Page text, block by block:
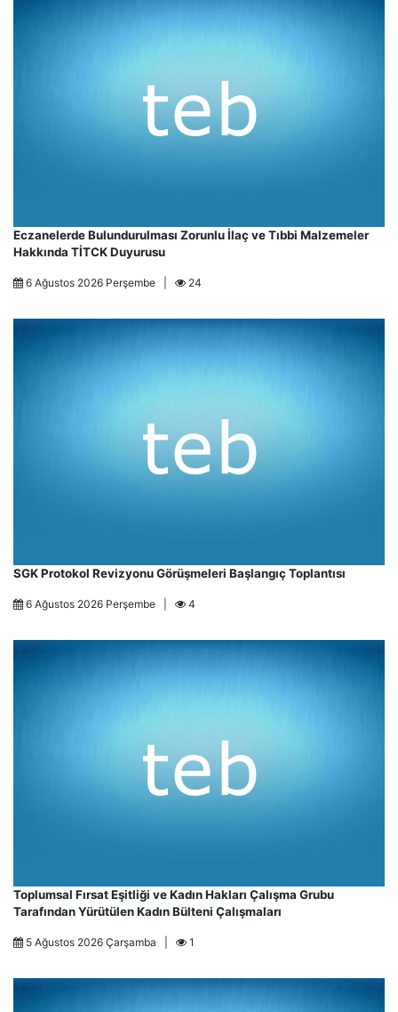
Eczanelerde Bulundurulması Zorunlu İlaç ve Tıbbi Malzemeler
Hakkında TİTCK Duyurusu
6 Ağustos 2026 Perşembe | 24
SGK Protokol Revizyonu Görüşmeleri Başlangıç Toplantısı
6 Ağustos 2026 Perşembe | 4
Toplumsal Fırsat Eşitliği ve Kadın Hakları Çalışma Grubu
Tarafından Yürütülen Kadın Bülteni Çalışmaları
5 Ağustos 2026 Çarşamba | 1